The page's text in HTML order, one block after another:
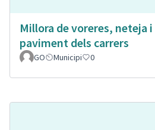
Millora de voreres, neteja i
paviment dels carrers
GO Municipi 0